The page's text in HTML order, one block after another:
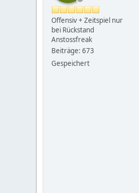
Offensiv + Zeitspiel nur
bei Rückstand
Anstossfreak
Beiträge: 673
Gespeichert